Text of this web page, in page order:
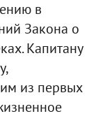
в
Закона о
Капитану
из первых